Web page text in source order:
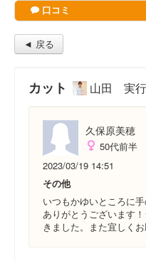
口コミ
◄ 戻る
カット 山田 実行
久保原美穂
50代前半
2023/03/19 14:51
その他
いつもかゆいところに
ありがとうございます
きました。また宜しく